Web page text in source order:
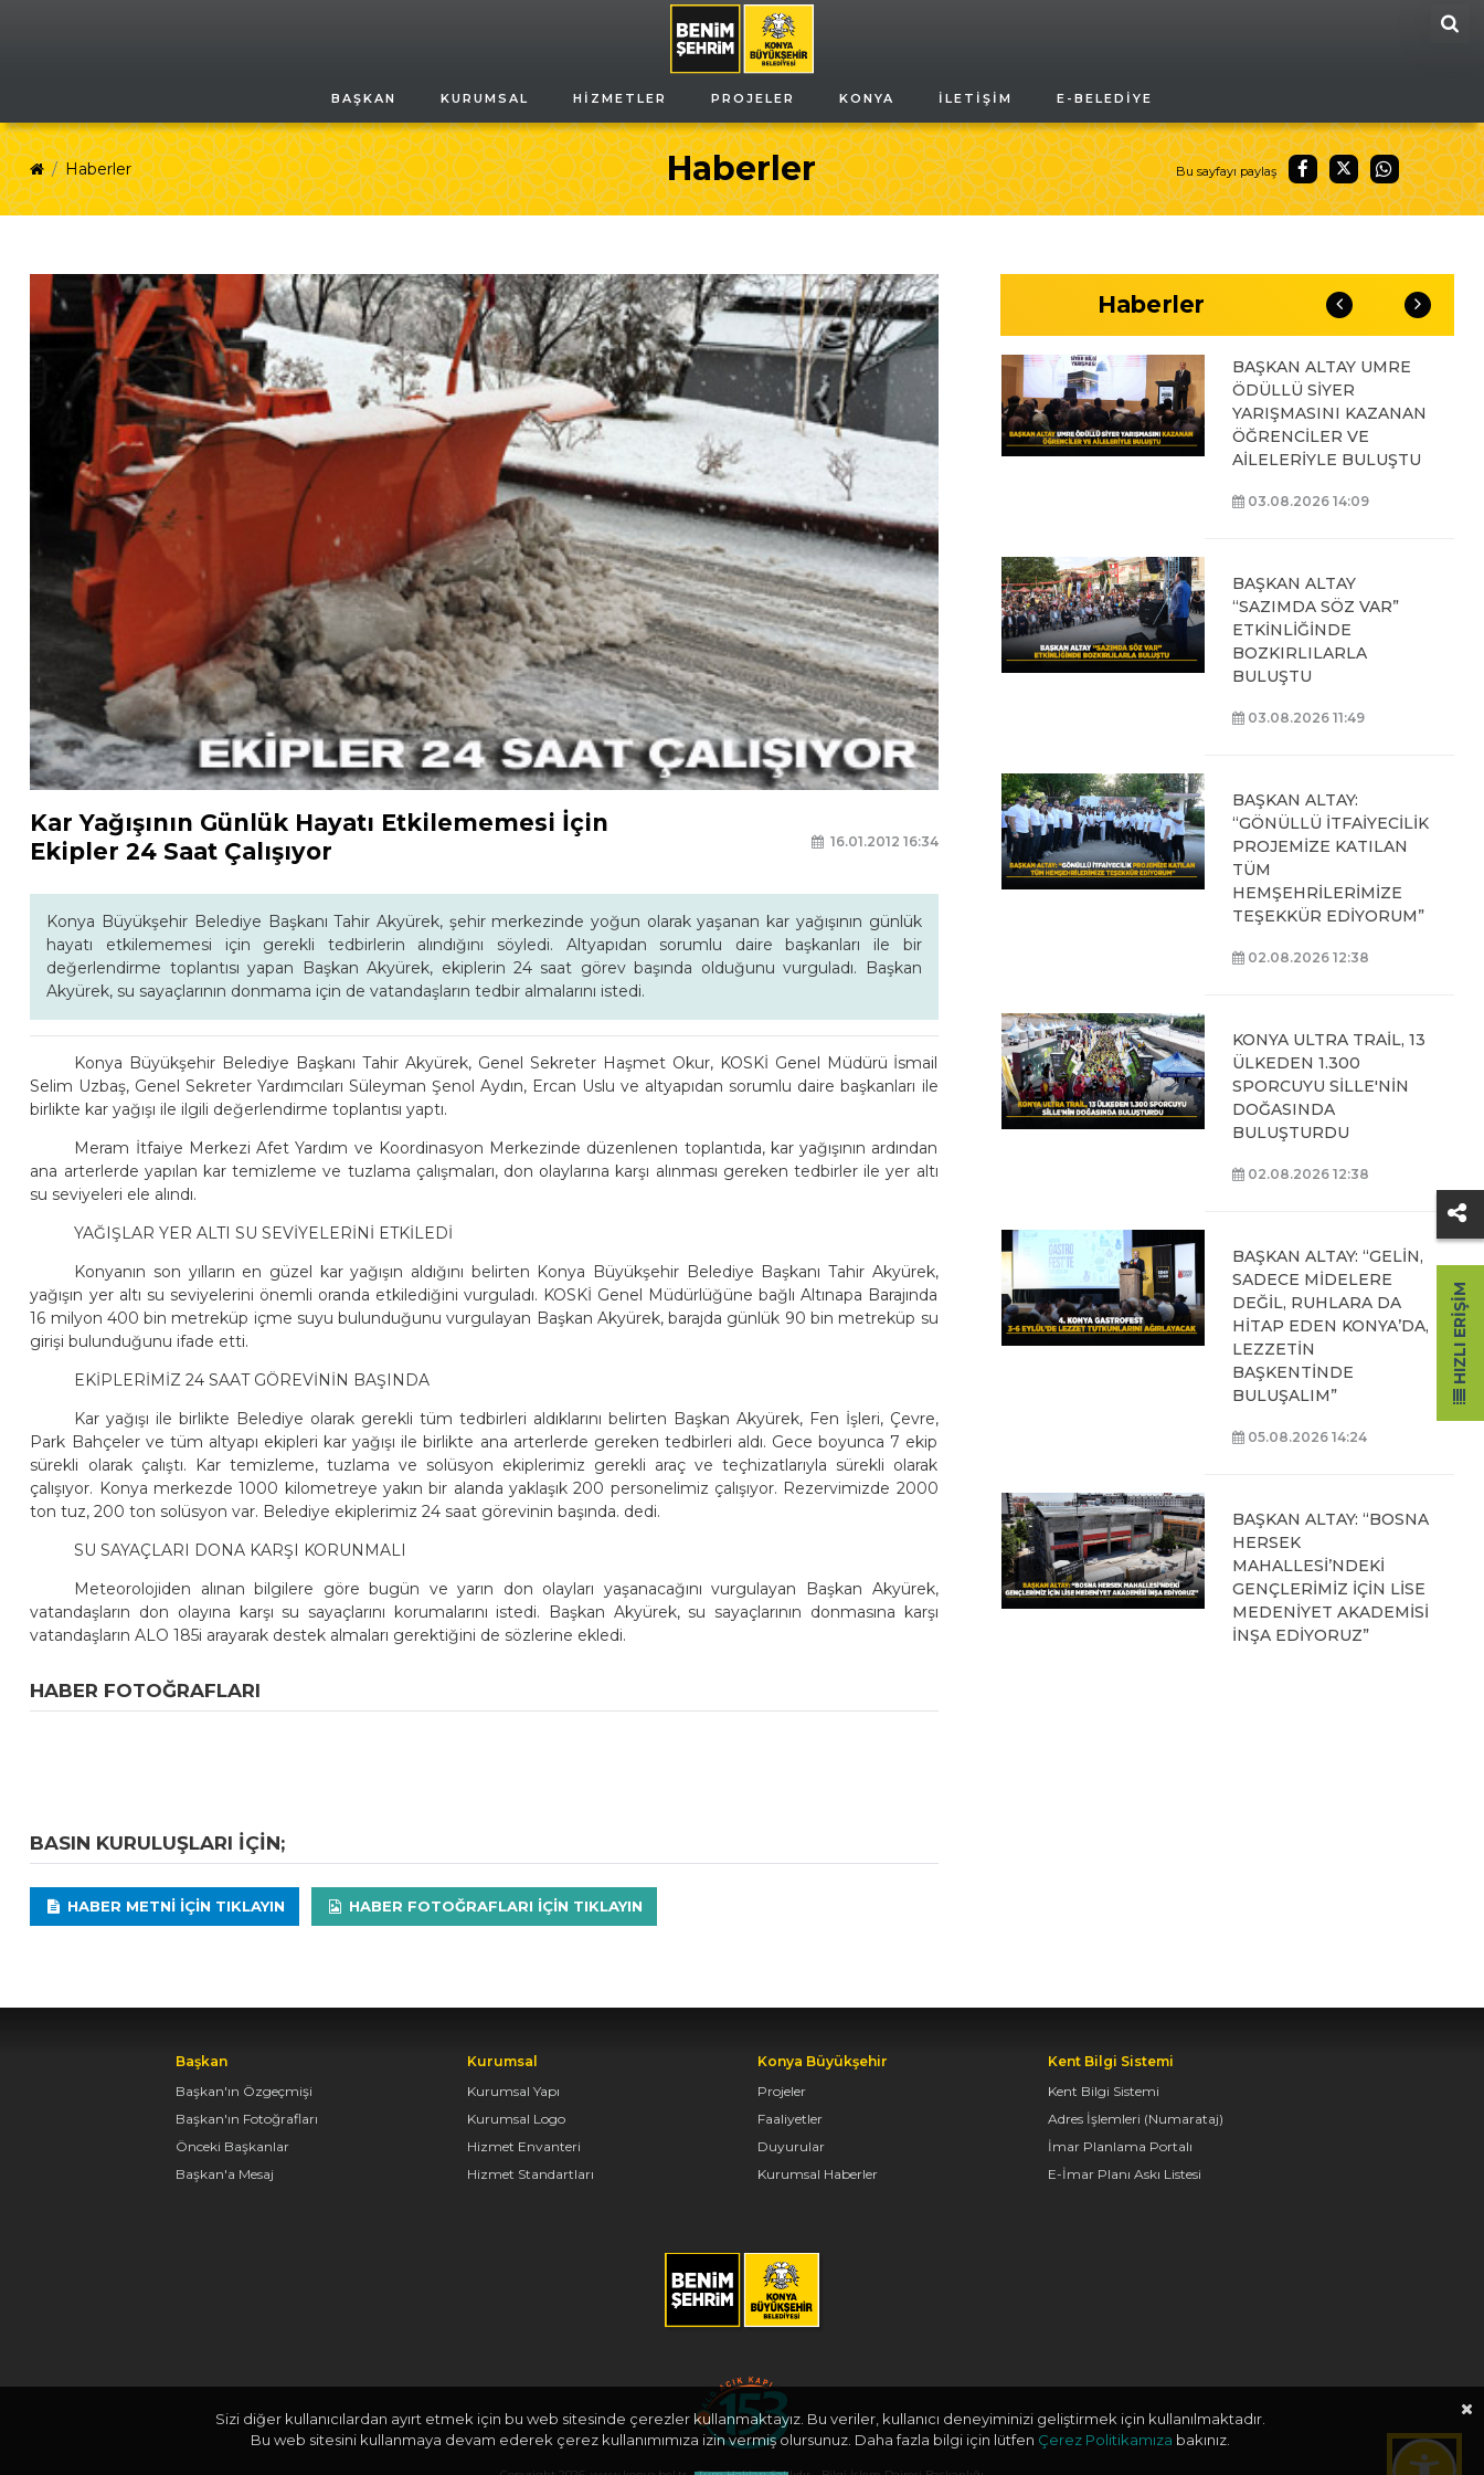
BAŞKAN KURUMSAL HIZMETLER PROJELER KONYA İLETIŞIM E-BELEDIYE
Haberler
Haberler Bu sayfayı paylaş
Kar Yağışının Günlük Hayatı Etkilememesi İçin
Ekipler 24 Saat Çalışıyor
16.01.2012 16:34
Konya Büyükşehir Belediye Başkanı Tahir Akyürek, şehir merkezinde yoğun olarak yaşanan kar yağışının günlük
hayatı etkilememesi için gerekli tedbirlerin alındığını söyledi. Altyapıdan sorumlu daire başkanları ile bir
değerlendirme toplantısı yapan Başkan Akyürek, ekiplerin 24 saat görev başında olduğunu vurguladı. Başkan
Akyürek, su sayaçlarının donmama için de vatandaşların tedbir almalarını istedi.
Konya Büyükşehir Belediye Başkanı Tahir Akyürek, Genel Sekreter Haşmet Okur, KOSKİ Genel Müdürü İsmail
Selim Uzbaş, Genel Sekreter Yardımcıları Süleyman Şenol Aydın, Ercan Uslu ve altyapıdan sorumlu daire başkanları ile
birlikte kar yağışı ile ilgili değerlendirme toplantısı yaptı.
Meram İtfaiye Merkezi Afet Yardım ve Koordinasyon Merkezinde düzenlenen toplantıda, kar yağışının ardından
ana arterlerde yapılan kar temizleme ve tuzlama çalışmaları, don olaylarına karşı alınması gereken tedbirler ile yer altı
su seviyeleri ele alındı.
YAĞIŞLAR YER ALTI SU SEVİYELERİNİ ETKİLEDİ
Konyanın son yılların en güzel kar yağışın aldığını belirten Konya Büyükşehir Belediye Başkanı Tahir Akyürek,
yağışın yer altı su seviyelerini önemli oranda etkilediğini vurguladı. KOSKİ Genel Müdürlüğüne bağlı Altınapa Barajında
16 milyon 400 bin metreküp içme suyu bulunduğunu vurgulayan Başkan Akyürek, barajda günlük 90 bin metreküp su
girişi bulunduğunu ifade etti.
EKİPLERİMİZ 24 SAAT GÖREVİNİN BAŞINDA
Kar yağışı ile birlikte Belediye olarak gerekli tüm tedbirleri aldıklarını belirten Başkan Akyürek, Fen İşleri, Çevre,
Park Bahçeler ve tüm altyapı ekipleri kar yağışı ile birlikte ana arterlerde gereken tedbirleri aldı. Gece boyunca 7 ekip
sürekli olarak çalıştı. Kar temizleme, tuzlama ve solüsyon ekiplerimiz gerekli araç ve teçhizatlarıyla sürekli olarak
çalışıyor. Konya merkezde 1000 kilometreye yakın bir alanda yaklaşık 200 personelimiz çalışıyor. Rezervimizde 2000
ton tuz, 200 ton solüsyon var. Belediye ekiplerimiz 24 saat görevinin başında. dedi.
SU SAYAÇLARI DONA KARŞI KORUNMALI
Meteorolojiden alınan bilgilere göre bugün ve yarın don olayları yaşanacağını vurgulayan Başkan Akyürek,
vatandaşların don olayına karşı su sayaçlarını korumalarını istedi. Başkan Akyürek, su sayaçlarının donmasına karşı
vatandaşların ALO 185i arayarak destek almaları gerektiğini de sözlerine ekledi.
HABER FOTOĞRAFLARI
BASIN KURULUŞLARI IÇIN;
HABER METNI IÇIN TIKLAYIN HABER FOTOĞRAFLARI IÇIN TIKLAYIN
Haberler
UMRESİ” İKİNCİ
KAFİLESİNİN KURA
ÇEKİLİŞİNE KATILARAK
KONYALILARIN
HEYECANINA ORTAK
BAŞKAN ALTAY UMRE
ÖDÜLLÜ SİYER
YARIŞMASINI KAZANAN
ÖĞRENCİLER VE
AİLELERİYLE BULUŞTU
03.08.2026 14:09
BAŞKAN ALTAY
“SAZIMDA SÖZ VAR”
ETKİNLİĞİNDE
BOZKIRLILARLA
BULUŞTU
03.08.2026 11:49
BAŞKAN ALTAY:
“GÖNÜLLÜ İTFAİYECİLİK
PROJEMİZE KATILAN
TÜM
HEMŞEHRİLERİMİZE
TEŞEKKÜR EDİYORUM”
02.08.2026 12:38
KONYA ULTRA TRAİL, 13
ÜLKEDEN 1.300
SPORCUYU SİLLE'NİN
DOĞASINDA
BULUŞTURDU
02.08.2026 12:38
BAŞKAN ALTAY: “GELİN,
SADECE MİDELERE
DEĞİL, RUHLARA DA
HİTAP EDEN KONYA’DA,
LEZZETİN
BAŞKENTİNDE
BULUŞALIM”
05.08.2026 14:24
BAŞKAN ALTAY: “BOSNA
HERSEK
MAHALLESİ’NDEKİ
GENÇLERİMİZ İÇİN LİSE
MEDENİYET AKADEMİSİ
İNŞA EDİYORUZ”
BAŞKAN ALTAY “VEFA
Başkan
Başkan'ın Özgeçmişi
Başkan'ın Fotoğrafları
Önceki Başkanlar
Başkan'a Mesaj
Kurumsal
Kurumsal Yapı
Kurumsal Logo
Hizmet Envanteri
Hizmet Standartları
Konya Büyükşehir
Projeler
Faaliyetler
Duyurular
Kurumsal Haberler
Kent Bilgi Sistemi
Kent Bilgi Sistemi
Adres İşlemleri (Numarataj)
İmar Planlama Portalı
E-İmar Planı Askı Listesi
HIZLI ERIŞIM
Sizi diğer kullanıcılardan ayırt etmek için bu web sitesinde çerezler kullanmaktayız. Bu veriler, kullanıcı deneyiminizi geliştirmek için kullanılmaktadır.
Bu web sitesini kullanmaya devam ederek çerez kullanımımıza izin vermiş olursunuz. Daha fazla bilgi için lütfen Çerez Politikamıza bakınız.